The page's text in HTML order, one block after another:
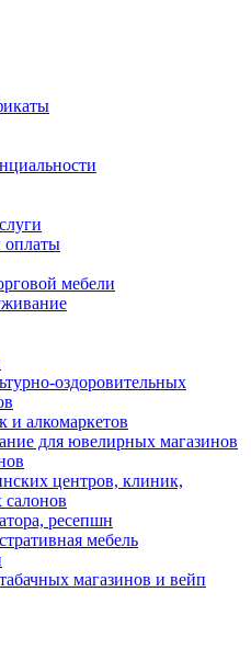
оплаты
мебели
оздоровительных
и алкомаркетов
для ювелирных магазинов
центров, клиник,
салонов
ресепшн
мебель
магазинов и вейп